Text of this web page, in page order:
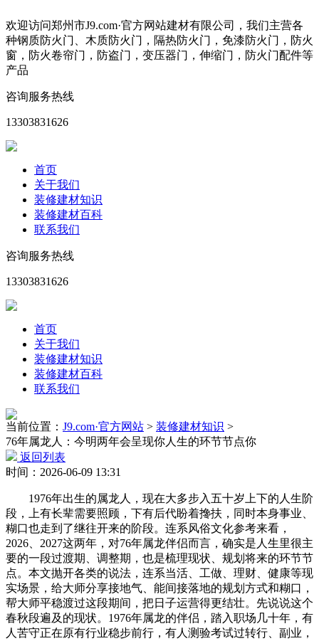
欢迎访问郑州市J9.com·官方网站建材有限公司，我们主营各
种钢质防火门、木质防火门，隔热防火门，免漆防火门，防火
窗，防火卷帘门，防盗门，变压器门，伸缩门，防火门配件等
产品
咨询服务热线
13303831626
首页
关于我们
装修建材知识
装修建材百科
联系我们
咨询服务热线
13303831626
首页
关于我们
装修建材知识
装修建材百科
联系我们
当前位置： J9.com·官方网站 > 装修建材知识 >
76年属龙人：今明两年会呈现你人生的环节节点你
返回列表
时间：2026-06-09 13:31
1976年出生的属龙人，现在大多步入五十岁上下的人生阶
段，上有长辈需要照顾，下有后代盼着搀扶，同时本身事业、
糊口也走到了继往开来的阶段。连系风俗文化参考来看，
2026、2027这两年，对76年属龙伴侣而言，确实是人生里很主
要的一段过渡期、调整期，也是梳理现状、规划将来的环节节
点。本文抛开各类的说法，连系当活、工做、理财、健康等现
实场景，给大师分享接地气、能间接落地的规划方式和糊口，
帮大师平稳渡过这段期间，把日子运营得更结壮。先说说这个
春秋段遍及的现状。1976年属龙的伴侣，踏入职场几十年，有
人苦守正在原有行业稳步前行，有人测验考试过转行、副业，